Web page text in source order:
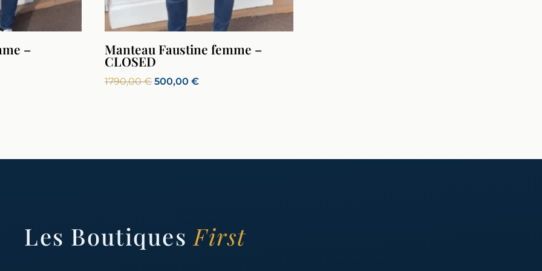
– Manteau Faustine femme –
CLOSED
1790,00€ Le
500,00€Le
Les BoutiquesFirst